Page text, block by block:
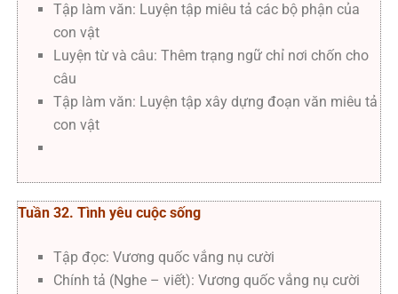
Tập làm văn: Luyện tập miêu tả các bộ phận của
con vật
Luyện từ và câu: Thêm trạng ngữ chỉ nơi chốn cho
câu
Tập làm văn: Luyện tập xây dựng đoạn văn miêu tả
con vật
Tuần 32. Tình yêu cuộc sống
Tập đọc: Vương quốc vắng nụ cười
Chính tả (Nghe – viết): Vương quốc vắng nụ cười